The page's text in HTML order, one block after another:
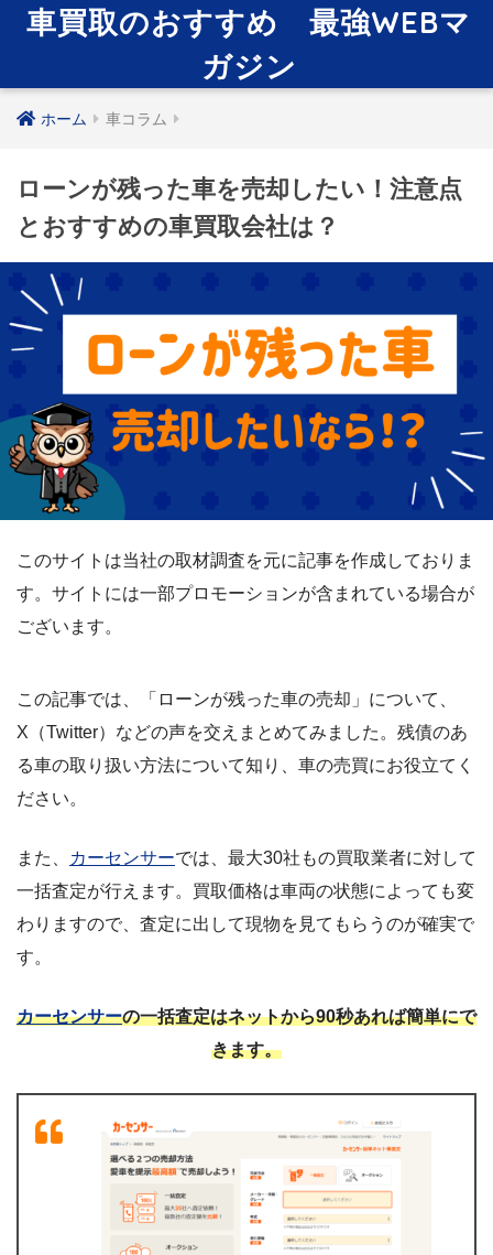
車買取のおすすめ 最強WEBマ
ガジン
ホーム 車コラム
ローンが残った車を売却したい！注意点
とおすすめの車買取会社は？
このサイトは当社の取材調査を元に記事を作成しておりま
す。サイトには一部プロモーションが含まれている場合が
ございます。
この記事では、「ローンが残った車の売却」について、
X（Twitter）などの声を交えまとめてみました。残債のあ
る車の取り扱い方法について知り、車の売買にお役立てく
ださい。
また、 カーセンサーでは、最大30社もの買取業者に対して
一括査定が行えます。買取価格は車両の状態によっても変
わりますので、査定に出して現物を見てもらうのが確実で
す。
カーセンサーの一括査定はネットから90秒あれば簡単にで
きます。